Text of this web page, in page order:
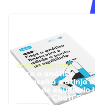
GESTÃO FINANCEIRA
Faça a análise
financeira e atinja o
ponto de equilíbrio |
Prompts ChatGPT